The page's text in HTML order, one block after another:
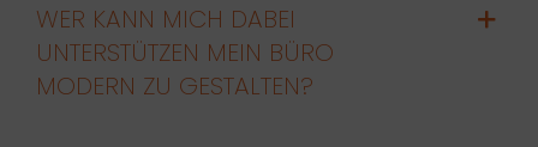
WER KANN MICH DABEI
UNTERSTÜTZEN MEIN BÜRO
MODERN ZU GESTALTEN?